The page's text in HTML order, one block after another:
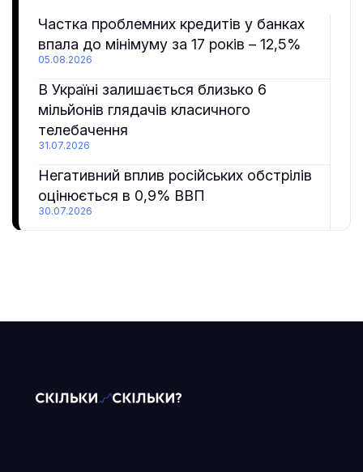
Частка проблемних кредитів у банках
впала до мінімуму за 17 років – 12,5%
05.08.2026
В Україні залишається близько 6
мільйонів глядачів класичного
телебачення
31.07.2026
Негативний вплив російських обстрілів
оцінюється в 0,9% ВВП
30.07.2026